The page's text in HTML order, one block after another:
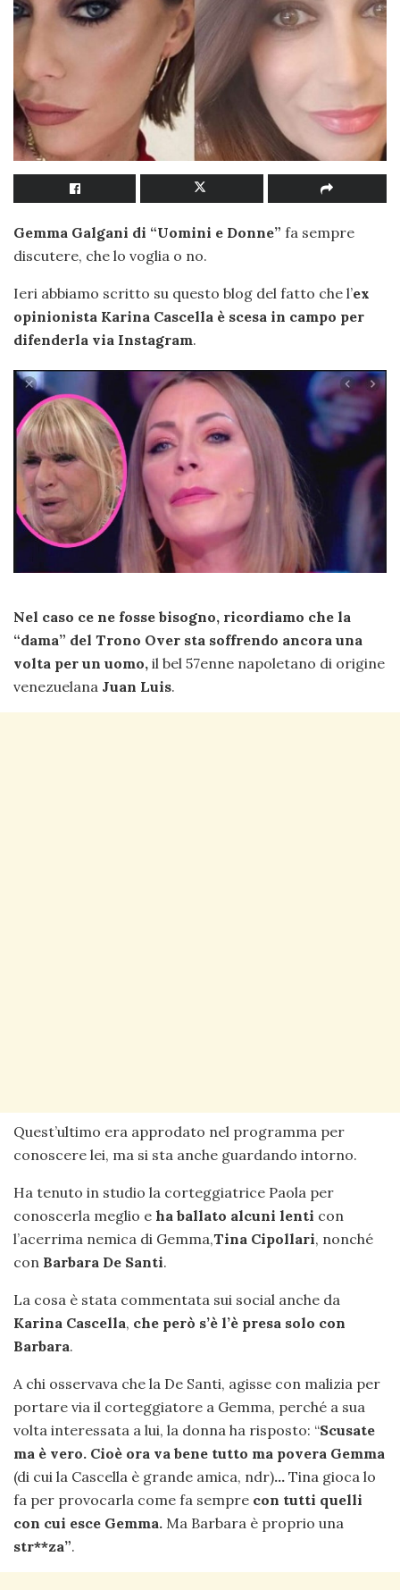
Gemma Galgani di “Uomini e Donne” fa sempre
discutere, che lo voglia o no.
Ieri abbiamo scritto su questo blog del fatto che l’ex
opinionista Karina Cascella è scesa in campo per
difenderla via Instagram.
Nel caso ce ne fosse bisogno, ricordiamo che la
“dama” del Trono Over sta soffrendo ancora una
volta per un uomo, il bel 57enne napoletano di origine
venezuelana Juan Luis.
Quest’ultimo era approdato nel programma per
conoscere lei, ma si sta anche guardando intorno.
Ha tenuto in studio la corteggiatrice Paola per
conoscerla meglio e ha ballato alcuni lenti con
l’acerrima nemica di Gemma,Tina Cipollari, nonché
con Barbara De Santi.
La cosa è stata commentata sui social anche da
Karina Cascella, che però s’è l’è presa solo con
Barbara.
A chi osservava che la De Santi, agisse con malizia per
portare via il corteggiatore a Gemma, perché a sua
volta interessata a lui, la donna ha risposto: “Scusate
ma è vero. Cioè ora va bene tutto ma povera Gemma
(di cui la Cascella è grande amica, ndr)… Tina gioca lo
fa per provocarla come fa sempre con tutti quelli
con cui esce Gemma. Ma Barbara è proprio una
str**za”.